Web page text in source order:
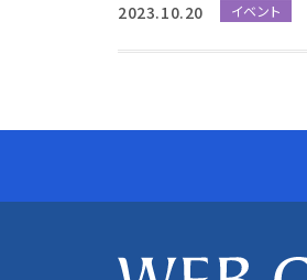
2023.10.20 イベント